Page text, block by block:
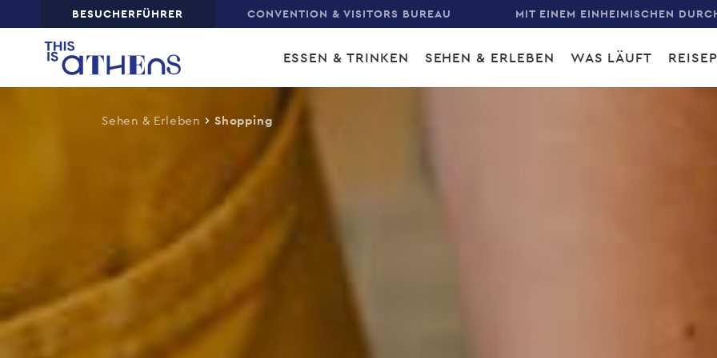
content
Top BESUCHERFÜHRER CONVENTION & VISITORS BUREAU MIT EINEM EINHEIMISCHEN
Main
navigation
ESSEN & TRINKEN SEHEN & ERLEBEN WAS LÄUFT
Sehen & Erleben Shopping